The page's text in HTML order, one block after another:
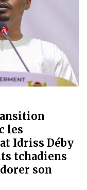
les
Idriss Déby
tchadiens
son